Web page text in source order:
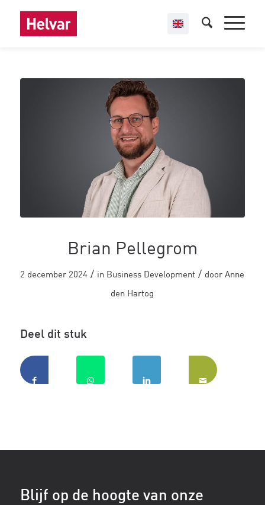
Brian Pellegrom
2 december 2024 / in Business Development / doorAnne
den Hartog
Deel dit stuk
Blijf op de hoogte van onze